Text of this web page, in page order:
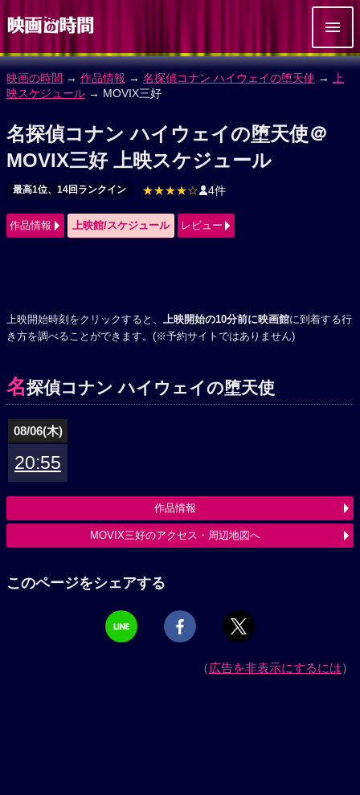
映画の時間 → 作品情報 → 名探偵コナン ハイウェイの堕天使 →
上
映スケジュール → MOVIX三好
名探偵コナン ハイウェイの堕天使＠
MOVIX三好 上映スケジュール
最高1位、14回ランクイン ★★★★☆ 4件
作品情報 上映館/スケジュール レビュー
上映開始時刻をクリックすると、 上映開始の10分前に映画館に到着する行
き方を調べることができます。(※予約サイトではありません)
名探偵コナン ハイウェイの堕天使
08/06(木)
20:55
作品情報
MOVIX三好のアクセス・周辺地図へ
このページをシェアする
（広告を非表示にするには）